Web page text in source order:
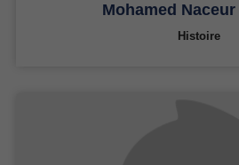
Mohamed
Histoire